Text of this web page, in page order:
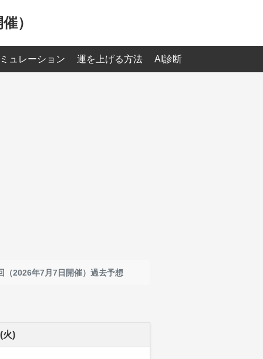
）
ュレーション 運を上げる方法 AI診断
（2026年7月7日開催）過去予想
火)